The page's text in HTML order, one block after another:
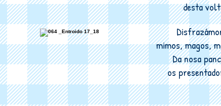
desta
mimos, magos,
Da nosa
os